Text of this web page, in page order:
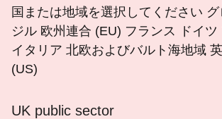
語
択
て
国または地域を選択してください
ジル 欧州連合 (EU) フランス ドイツ
イタリア 北欧およびバルト海地域
(US)
UK public sector